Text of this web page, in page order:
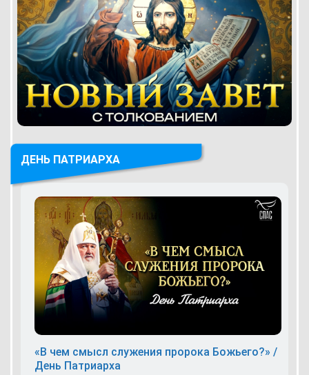
ДЕНЬ ПАТРИАРХА
«В чем смысл служения пророка Божьего?» /
День Патриарха